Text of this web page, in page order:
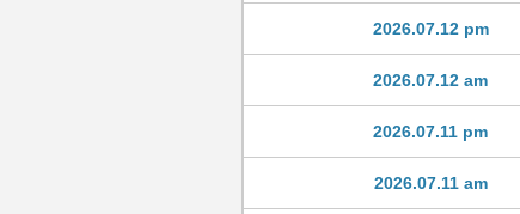
2026.07.12 pm
2026.07.12 am
2026.07.11 pm
2026.07.11 am